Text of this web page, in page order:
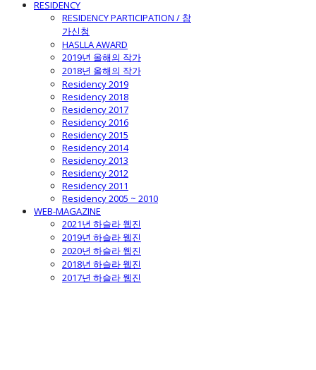
RESIDENCY
RESIDENCY PARTICIPATION / 참
가신청
HASLLA AWARD
2019년 올해의 작가
2018년 올해의 작가
Residency 2019
Residency 2018
Residency 2017
Residency 2016
Residency 2015
Residency 2014
Residency 2013
Residency 2012
Residency 2011
Residency 2005 ~ 2010
WEB-MAGAZINE
2021년 하슬라 웹진
2019년 하슬라 웹진
2020년 하슬라 웹진
2018년 하슬라 웹진
2017년 하슬라 웹진